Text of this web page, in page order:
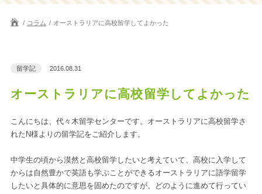
コラム オーストラリアに高校留学してよかった
留学記 2016.08.31
オーストラリアに高校留学してよかった
こんにちは、代々木留学センターです。オーストラリアに高校留学さ
れたN様よりの留学記をご紹介します。
中学生の頃から漠然と高校留学したいと考えていて、高校に入学して
からは自然豊かで英語も学ぶことができるオーストラリアに語学留学
したいと具体的に意思を固めたのですが、どのように進めて行ってい